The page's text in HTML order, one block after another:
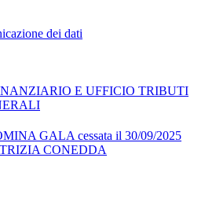
dei dati
E UFFICIO TRIBUTI
GALA cessata il 30/09/2025
CONEDDA